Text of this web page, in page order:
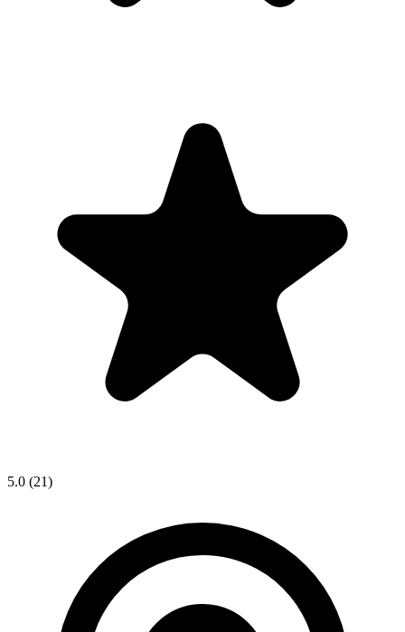
5.0 (21)